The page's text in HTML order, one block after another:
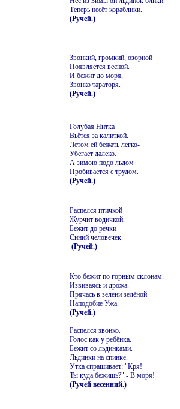
Теперь несёт кораблики.
(Ручей.)
Звонкий, громкий, озорной
Появляется весной.
И бежит до моря,
Звонко тараторя.
(Ручей.)
Голубая Нитка
Вьётся за калиткой.
Летом ей бежать легко-
Убегает далеко.
А зимою подо льдом
Пробивается с трудом.
(Ручей.)
Распелся птичкой
Журчит водичкой.
Бежит до речки
Синий человечек.
(Ручей.)
Кто бежит по горным склонам.
Извиваясь и дрожа.
Прячась в зелени зелёной
Наподобие Ужа.
(Ручей.)
Распелся звонко.
Голос как у ребёнка.
Бежит со льдинками.
Льдинки на спинке.
Утка спрашивает: "Кря!
Ты куда бежишь?" - В моря!
(Ручей весенний.)